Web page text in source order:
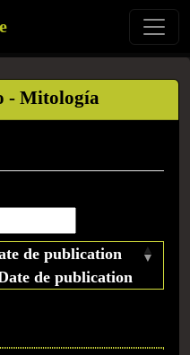
- Mitología
de publication
de publication